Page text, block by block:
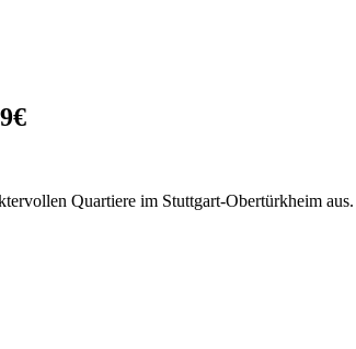
Quartiere im Stuttgart-Obertürkheim aus.